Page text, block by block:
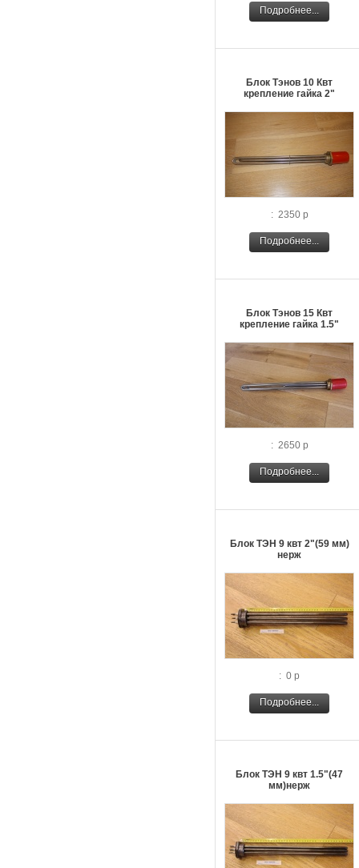
Подробнее...
Блок Тэнов 10 Квт
крепление гайка 2"
: 2350 р
Подробнее...
Блок Тэнов 15 Квт
крепление гайка 1.5"
: 2650 р
Подробнее...
Блок ТЭН 9 квт 2"(59 мм)
нерж
: 0 р
Подробнее...
Блок ТЭН 9 квт 1.5"(47
мм)нерж